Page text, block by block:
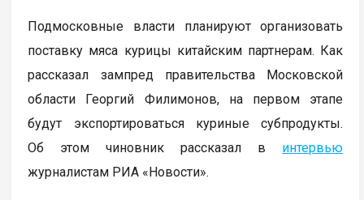
Подмосковные власти планируют организовать
поставку мяса курицы китайским партнерам. Как
рассказал зампред правительства Московской
области Георгий Филимонов, на первом этапе
будут экспортироваться куриные субпродукты.
Об этом чиновник рассказал в интервью
журналистам РИА «Новости».